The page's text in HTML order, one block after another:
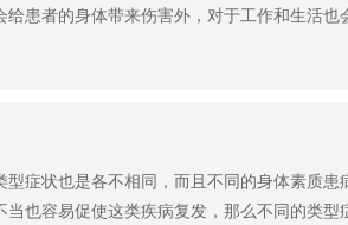
给患者的身体带来伤害外，对于工作和生活
型症状也是各不相同，而且不同的身体素质
当也容易促使这类疾病复发，那么不同的类